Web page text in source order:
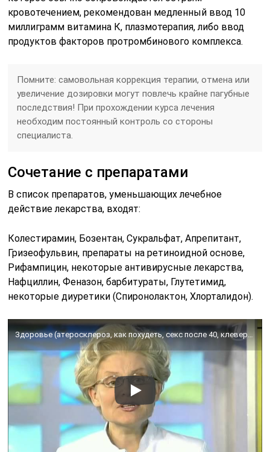
кровотечением, рекомендован медленный ввод 10
миллиграмм витамина К, плазмотерапия, либо ввод
продуктов факторов протромбинового комплекса.
Помните: самовольная коррекция терапии, отмена или
увеличение дозировки могут повлечь крайне пагубные
последствия! При прохождении курса лечения
необходим постоянный контроль со стороны
специалиста.
Сочетание с препаратами
В список препаратов, уменьшающих лечебное
действие лекарства, входят:
Колестирамин, Бозентан, Сукральфат, Апрепитант,
Гризеофульвин, препараты на ретиноидной основе,
Рифампицин, некоторые антивирусные лекарства,
Нафциллин, Феназон, барбитураты, Глутетимид,
некоторые диуретики (Спиронолактон, Хлорталидон).
Здоровье (атеросклероз, как похудеть, секс после 40, клевер, варфарин) 2011 09 11